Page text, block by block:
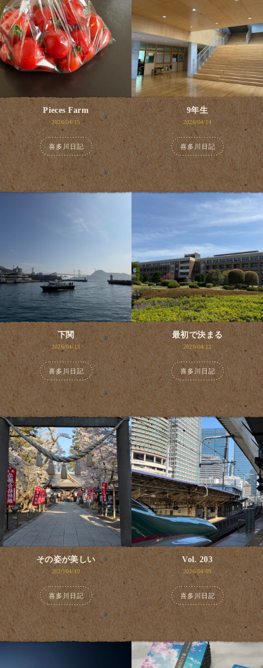
Pieces Farm
2026/04/15
喜多川日記
9年生
2026/04/14
喜多川日記
下関
2026/04/13
喜多川日記
最初で決まる
2026/04/12
喜多川日記
その姿が美しい
2026/04/10
喜多川日記
Vol. 203
2026/04/09
喜多川日記